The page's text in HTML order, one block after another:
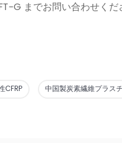
G までお問い合わせくだ
CFRP 中国製炭素繊維プラス